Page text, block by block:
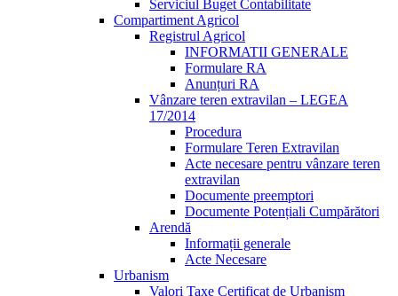
Serviciul Buget Contabilitate
Compartiment Agricol
Registrul Agricol
INFORMATII GENERALE
Formulare RA
Anunțuri RA
Vânzare teren extravilan – LEGEA
17/2014
Procedura
Formulare Teren Extravilan
Acte necesare pentru vânzare teren
extravilan
Documente preemptori
Documente Potențiali Cumpărători
Arendă
Informații generale
Acte Necesare
Urbanism
Valori Taxe Certificat de Urbanism